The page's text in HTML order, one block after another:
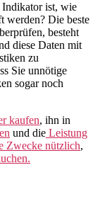
Indikator ist, wie
werden? Die beste
besteht
diese Daten mit
zu
Sie unnötige
sogar noch
kaufen, ihn in
und die Leistung
Zwecke nützlich,